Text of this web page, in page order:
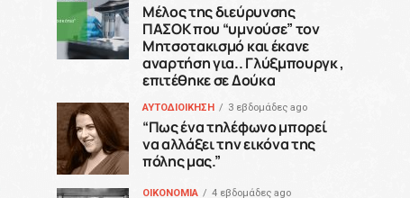
Μέλος της διεύρυνσης
ΠΑΣΟΚ που “υμνούσε” τον
Μητσοτακισμό και έκανε
αναρτήση για.. Γλύξμπουργκ ,
επιτέθηκε σε Δούκα
ΑΥΤΟΔΙΟΙΚΗΣΗ 3 εβδομάδες ago
“Πως ένα τηλέφωνο μπορεί
να αλλάξει την εικόνα της
πόλης μας.”
ΟΙΚΟΝΟΜΙΑ 4 εβδομάδες ago